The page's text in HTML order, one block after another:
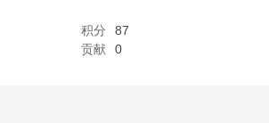
积分 87
贡献 0